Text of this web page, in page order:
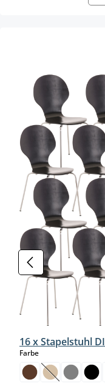
16 x Stapelstuhl
Farbeauswählen
(Diese Option